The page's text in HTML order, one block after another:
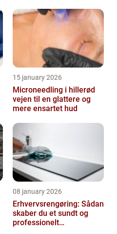
15 january 2026
Microneedling i hillerød
vejen til en glattere og
mere ensartet hud
08 january 2026
Erhvervsrengøring: Sådan
skaber du et sundt og
professionelt